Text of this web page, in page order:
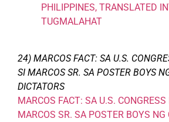
PHILIPPINES, TRANSLATED
TUGMALAHAT
24) MARCOS FACT: SA U.S.
SI MARCOS SR. SA POSTER BOYS
DICTATORS
MARCOS FACT: SA U.S.
MARCOS SR. SA POSTER BOYS NG